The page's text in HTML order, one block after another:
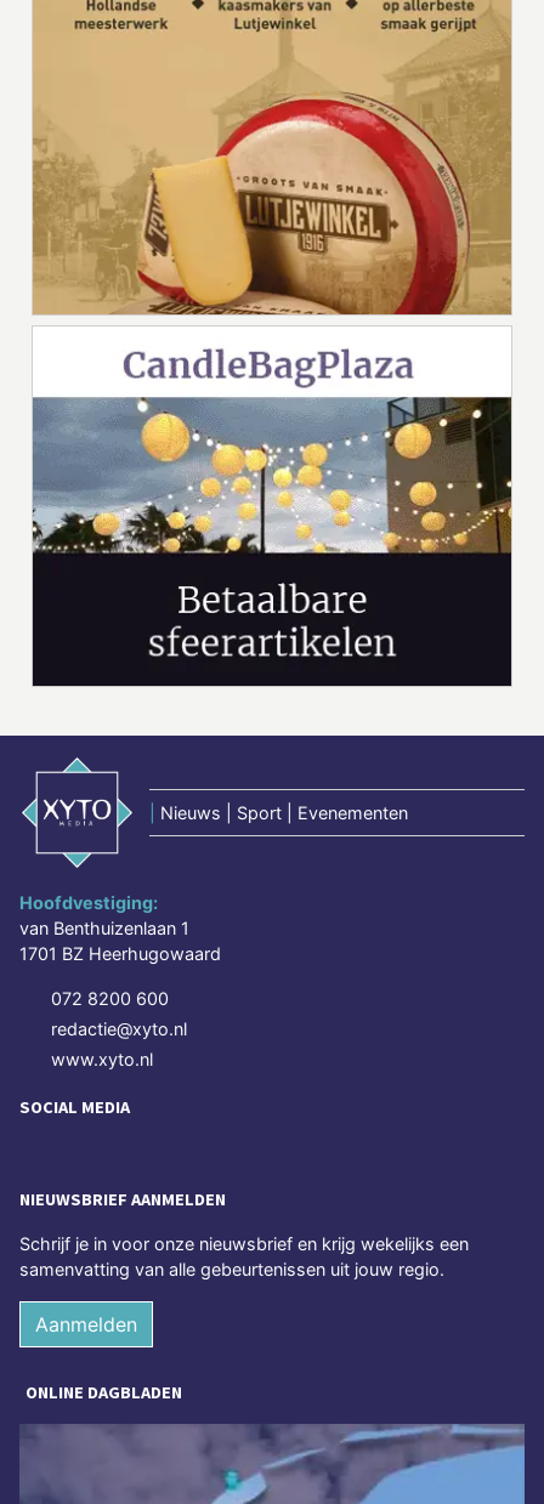
Nieuws | Sport | Evenementen
Hoofdvestiging:
van Benthuizenlaan 1
1701 BZ Heerhugowaard
072 8200 600
redactie@xyto.nl
www.xyto.nl
SOCIAL MEDIA
NIEUWSBRIEF AANMELDEN
Schrijf je in voor onze nieuwsbrief en krijg wekelijks een
samenvatting van alle gebeurtenissen uit jouw regio.
Aanmelden
ONLINE DAGBLADEN